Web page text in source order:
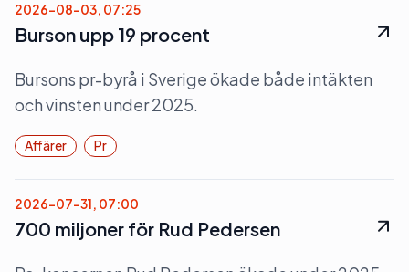
2026-08-03, 07:25
Burson upp 19 procent
Bursons pr-byrå i Sverige ökade både intäkten
och vinsten under 2025.
Affärer Pr
2026-07-31, 07:00
700 miljoner för Rud Pedersen